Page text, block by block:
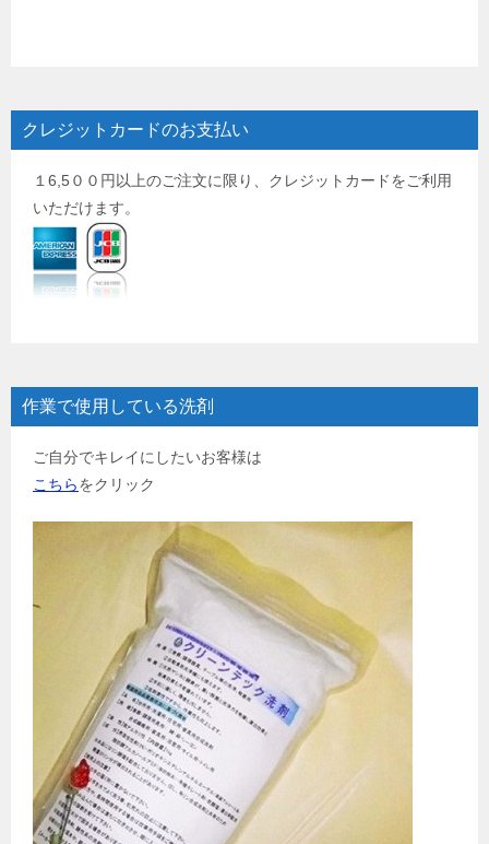
クレジットカードのお支払い
１6,5００円以上のご注文に限り、クレジットカードをご利用
いただけます。
作業で使用している洗剤
ご自分でキレイにしたいお客様は
こちらをクリック